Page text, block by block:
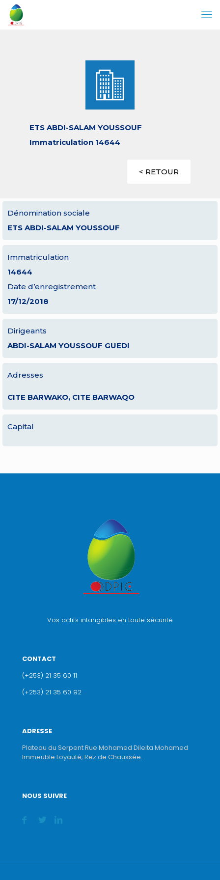
ETS ABDI-SALAM YOUSSOUF
Immatriculation 14644
< RETOUR
Dénomination sociale
ETS ABDI-SALAM YOUSSOUF
Immatriculation
14644
Date d’enregistrement
17/12/2018
Dirigeants
ABDI-SALAM YOUSSOUF GUEDI
Adresses
CITE BARWAKO, CITE BARWAQO
Capital
Vos actifs intangibles en toute sécurité
CONTACT
(+253) 21 35 60 11
(+253) 21 35 60 92
ADRESSE
Plateau du Serpent Rue Mohamed Dileita Mohamed
Immeuble Loyauté, Rez de Chaussée.
NOUS SUIVRE